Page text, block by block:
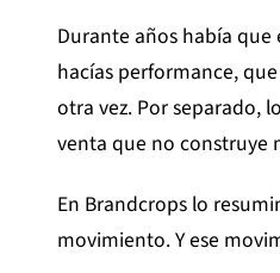
Durante años había que
hacías performance,
otra vez. Por separado,
venta que no construye
En Brandcrops lo
movimiento. Y ese